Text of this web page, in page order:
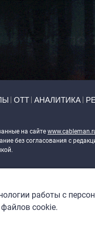
ОТТ АНАЛИТИКА
на сайте
без согласования с
работы с
файлов cookie.